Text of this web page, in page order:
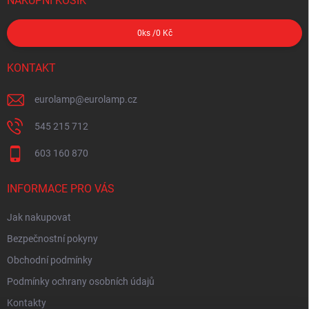
0 ks /0 Kč
KONTAKT
eurolamp@eurolamp.cz
545 215 712
603 160 870
INFORMACE PRO VÁS
Jak nakupovat
Bezpečnostní pokyny
Obchodní podmínky
Podmínky ochrany osobních údajů
Kontakty